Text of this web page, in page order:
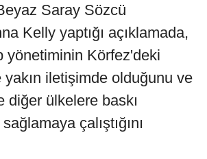
Saray Sözcü
Kelly yaptığı açıklamada,
yönetiminin Körfez'deki
iletişimde olduğunu ve
diğer ülkelere baskı
çalıştığını